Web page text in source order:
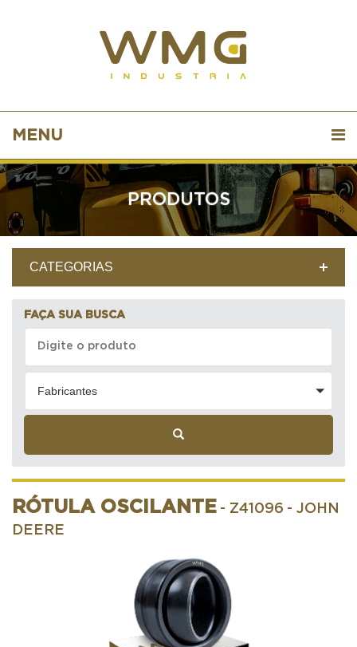
MENU
PRODUTOS
CATEGORIAS
FAÇA SUA BUSCA
Fabricantes
RÓTULA OSCILANTE - Z41096 - JOHN
DEERE